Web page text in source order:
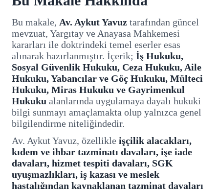
Bu makale, Av. Aykut Yavuz tarafından güncel
mevzuat, Yargıtay ve Anayasa Mahkemesi
kararları ile doktrindeki temel eserler esas
alınarak hazırlanmıştır. İçerik; İş Hukuku,
Sosyal Güvenlik Hukuku, Ceza Hukuku, Aile
Hukuku, Yabancılar ve Göç Hukuku, Mülteci
Hukuku, Miras Hukuku ve Gayrimenkul
Hukuku alanlarında uygulamaya dayalı hukuki
bilgi sunmayı amaçlamakta olup yalnızca genel
bilgilendirme niteliğindedir.
Av. Aykut Yavuz, özellikle işçilik alacakları,
kıdem ve ihbar tazminatı davaları, işe iade
davaları, hizmet tespiti davaları, SGK
uyuşmazlıkları, iş kazası ve meslek
hastalığından kaynaklanan tazminat davaları